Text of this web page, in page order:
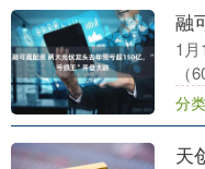
1
（
（
告
净
分